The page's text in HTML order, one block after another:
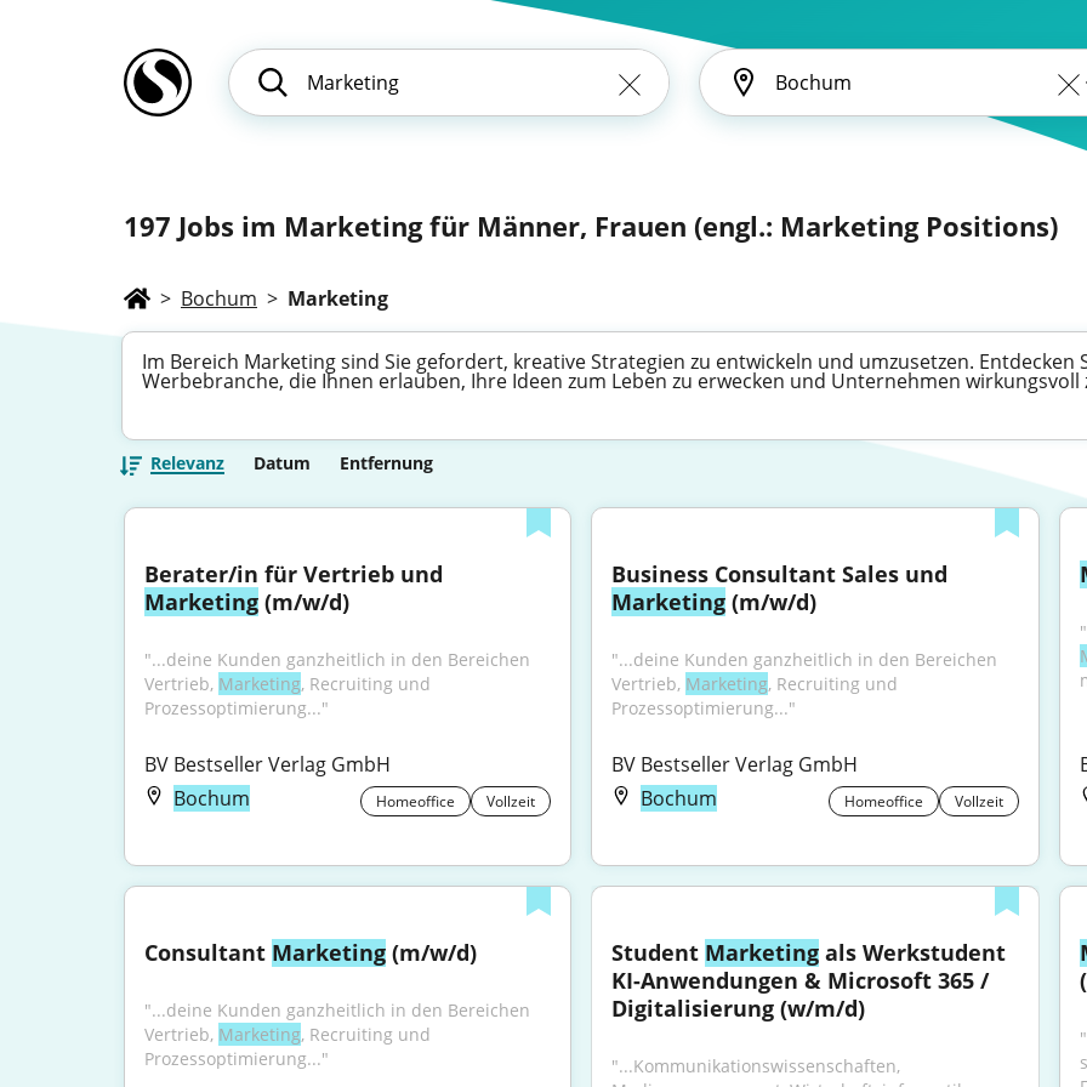
197 Jobs im Marketing für Männer, Frauen (engl.: Marketing Positions)
> Bochum > Marketing
Im Bereich Marketing sind Sie gefordert, kreative Strategien zu entwickeln und umzusetzen. Entdecken
Werbebranche, die Ihnen erlauben, Ihre Ideen zum Leben zu erwecken und Unternehmen
Relevanz Datum Entfernung
Marketing (m/w/d)
"...deine Kunden ganzheitlich in den Bereichen
Vertrieb, Marketing, Recruiting und
Prozessoptimierung..."
BV Bestseller Verlag GmbH
Bochum
Homeoffice Vollzeit
Marketing (m/w/d)
"...deine Kunden ganzheitlich in den Bereichen
Vertrieb, Marketing, Recruiting und
Prozessoptimierung..."
BV Bestseller Verlag GmbH
Bochum
Homeoffice Vollzeit
Consultant Marketing (m/w/d)
"...deine Kunden ganzheitlich in den Bereichen
Vertrieb, Marketing, Recruiting und
Prozessoptimierung..."
Student Marketing als Werkstudent
KI-Anwendungen & Microsoft 365 /
Digitalisierung (w/m/d)
"...Kommunikationswissenschaften,